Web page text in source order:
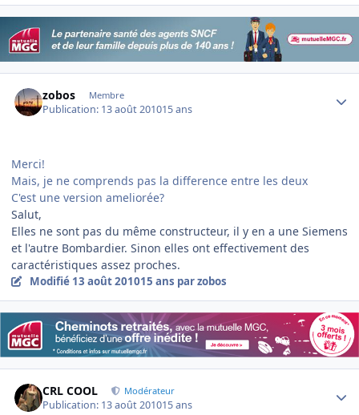
zobos Membre
Publication: 13 août 201015 ans
Merci!
Mais, je ne comprends pas la difference entre les deux
C'est une version ameliorée?
Salut,
Elles ne sont pas du même constructeur, il y en a une Siemens
et l'autre Bombardier. Sinon elles ont effectivement des
caractéristiques assez proches.
Modifié 13 août 201015 ans par zobos
CRL COOL Modérateur
Publication: 13 août 201015 ans